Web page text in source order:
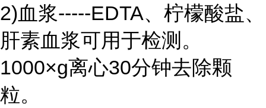
2)血浆-----EDTA、柠檬酸盐、
肝素血浆可用于检测。
1000×g离心30分钟去除颗
粒。